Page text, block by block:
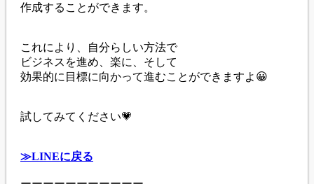
作成することができます。
これにより、自分らしい方法で
ビジネスを進め、楽に、そして
効果的に目標に向かって進むことができますよ😀
試してみてください💗
≫LINEに戻る